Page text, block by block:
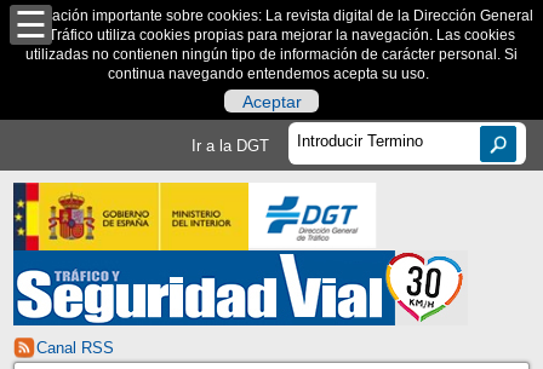
Información importante sobre cookies: La revista digital de la Dirección General
de Tráfico utiliza cookies propias para mejorar la navegación. Las cookies
utilizadas no contienen ningún tipo de información de carácter personal. Si
continua navegando entendemos acepta su uso.
Aceptar
Ir a la DGT
Canal RSS